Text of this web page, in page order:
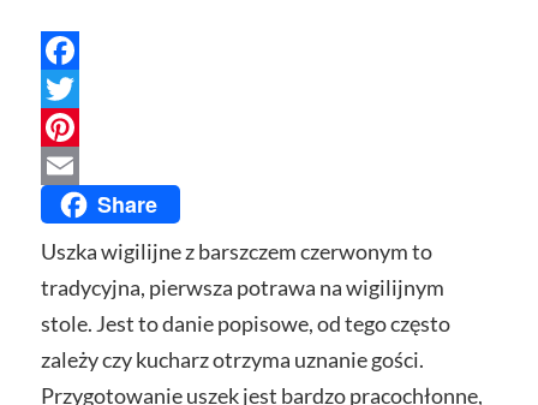
Facebook
Twitter
Pinterest
Email Share
Uszka wigilijne z barszczem czerwonym to
tradycyjna, pierwsza potrawa na wigilijnym
stole. Jest to danie popisowe, od tego często
zależy czy kucharz otrzyma uznanie gości.
Przygotowanie uszek jest bardzo pracochłonne,